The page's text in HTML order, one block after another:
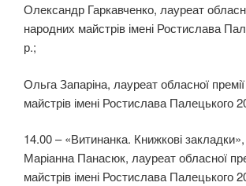
Олександр Гаркавченко, лауреат
народних майстрів імені Ростислава
р.;
Ольга Запаріна, лауреат обласної
майстрів імені Ростислава Палецького
14.00 – «Витинанка. Книжкові закладки»,
Маріанна Панасюк, лауреат обласної
майстрів імені Ростислава Палецького